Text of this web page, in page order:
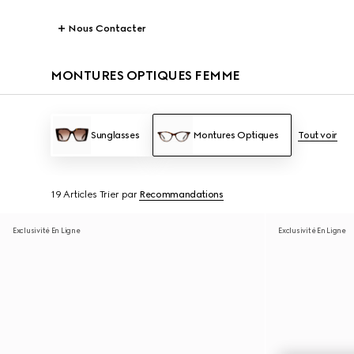
Nous Contacter
MONTURES OPTIQUES FEMME
Sunglasses Montures Optiques Tout voir
19 Articles Trier par Recommandations
Exclusivité En Ligne Exclusivité En Ligne